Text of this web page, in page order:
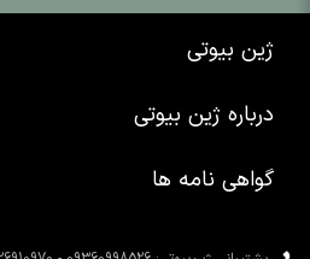
ژین بیوتی
خرید شوینده صورت
خرید رژ لب
درباره ژین بیوتی
تماس با ما
محصولات سیمپل
گواهی نامه ها